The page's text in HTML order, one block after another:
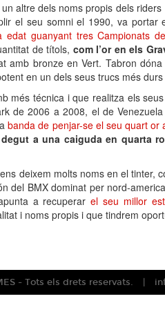
altre dels noms propis dels
el seu somni el 1990, va
edat guanyant tres Campionats
de títols, com l’or en els
amb bronze en Vert. Tabron
en un dels seus trucs més
més técnica i que realitza els
de 2006 a 2008, el de
abanda de penjar-se el seu quart or
a una caiguda en quarta
deixem molts noms en el tinter,
del BMX dominat per nord-
a recuperarel seu millor
i noms propis i que tindrem
- Tots els drets reservats.